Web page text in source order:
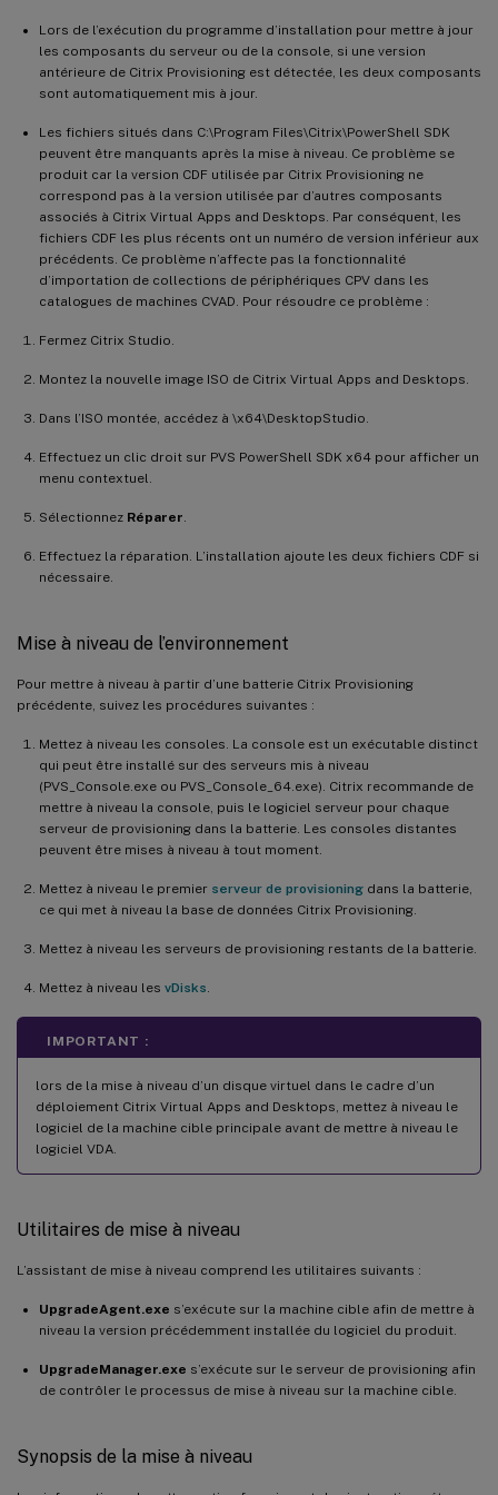
Lors de l’exécution du programme d’installation pour mettre à jour
les composants du serveur ou de la console, si une version
antérieure de Citrix Provisioning est détectée, les deux composants
sont automatiquement mis à jour.
Les fichiers situés dans C:\Program Files\Citrix\PowerShell SDK
peuvent être manquants après la mise à niveau. Ce problème se
produit car la version CDF utilisée par Citrix Provisioning ne
correspond pas à la version utilisée par d’autres composants
associés à Citrix Virtual Apps and Desktops. Par conséquent, les
fichiers CDF les plus récents ont un numéro de version inférieur aux
précédents. Ce problème n’affecte pas la fonctionnalité
d’importation de collections de périphériques CPV dans les
catalogues de machines CVAD. Pour résoudre ce problème :
Fermez Citrix Studio.
Montez la nouvelle image ISO de Citrix Virtual Apps and Desktops.
Dans l’ISO montée, accédez à \x64\DesktopStudio.
Effectuez un clic droit sur PVS PowerShell SDK x64 pour afficher un
menu contextuel.
Sélectionnez Réparer
Effectuez la réparation. L’installation ajoute les deux fichiers CDF si
nécessaire.
Mise à niveau de l’environnement
Pour mettre à niveau à partir d’une batterie Citrix Provisioning
précédente, suivez les procédures suivantes :
Mettez à niveau les consoles. La console est un exécutable distinct
qui peut être installé sur des serveurs mis à niveau
(PVS_Console.exe ou PVS_Console_64.exe). Citrix recommande de
mettre à niveau la console, puis le logiciel serveur pour chaque
serveur de provisioning dans la batterie. Les consoles distantes
peuvent être mises à niveau à tout moment.
Mettez à niveau le premier serveur de provisioning dans la batterie,
ce qui met à niveau la base de données Citrix Provisioning.
Mettez à niveau les serveurs de provisioning restants de la batterie.
Mettez à niveau les vDisks
IMPORTANT :
lors de la mise à niveau d’un disque virtuel dans le cadre d’un
déploiement Citrix Virtual Apps and Desktops, mettez à niveau le
logiciel de la machine cible principale avant de mettre à niveau le
logiciel VDA.
Utilitaires de mise à niveau
L’assistant de mise à niveau comprend les utilitaires suivants :
UpgradeAgent.exe s’exécute sur la machine cible afin de mettre à
niveau la version précédemment installée du logiciel du produit.
UpgradeManager.exe s’exécute sur le serveur de provisioning afin
de contrôler le processus de mise à niveau sur la machine cible.
Synopsis de la mise à niveau